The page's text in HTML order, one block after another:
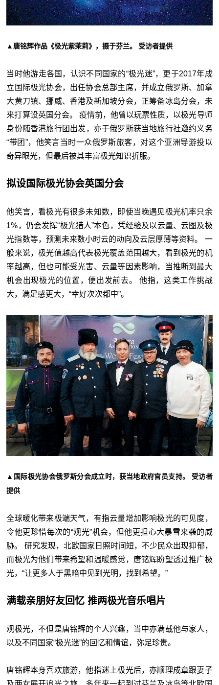
▲唐铭辉作品《极光紫茉莉》，摄于芬兰。 受访者提供
当时他游走各国，认识不同国家的“极光迷”，更于2017年成
立国际极光协会，出任协会总部主席，并成立俄罗斯、加拿
大黄刀镇、挪威、香港及新加坡分会，正筹备冰岛分会，未
来打算设英国分会。 疫情前，他曾以玩票性质，以极光导师
身份随香港旅行团出发，亦于俄罗斯获当地旅行社邀约义务
“带团”，他笑言当时一众俄罗斯旅客，对这个亚洲导游投以
奇异眼光，但最后被其丰富极光知识折服。
拟设国际极光协会英国分会
他笑言，看极光有很多未知数，即使当晚遇见极光机率只余
1%，仍会发挥“极光猎人”本色，凭经验及以云量、云图及极
光指数等，预测未来数小时云的动向及云层厚薄等资料。 一
般来说，极光值越高代表极光覆盖范围越大，看到极光的机
率越高，但也可能受光害、云量等因素影响，当推断到最大
机会出现极光的位置，便出发前去。 他指，这类工作挑战
大，满足感更大，“幸好次次都中”。
▲国际极光协会俄罗斯分会成立时，获当地政府官员支持。 受访者
提供
全球暖化带来极端天气，有指云量增加影响极光的可见度，
令他更珍惜每次的“观光”机会，但他更担心大暴雪来袭的威
胁。 研究发现，北欧国家日照时间短，不少民众出现抑郁，
而极光为他们带来希望和温暖感觉，唐铭辉盼望透过推广极
光，“让更多人于黑暗中见到光明，找到希望。”
满载亲朋好友回忆 推两极光音乐唱片
观极光，不但是唐铭辉的个人兴趣，当中亦满载他与家人，
以及不同国家“极光迷”的回忆和情谊，弥足珍贵。
唐铭辉本身喜欢旅游，他指迷上极光后，亦顺理成章跟妻子